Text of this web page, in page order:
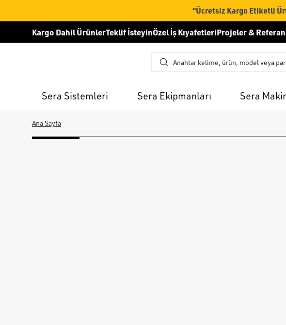
“Ücretsiz Kargo Etiketli
Kargo Dahil ÜrünlerTeklif İsteyinÖzel İş KıyafetleriProjeler &
Sera Sistemleri Sera Ekipmanları Sera
Ana Sayfa